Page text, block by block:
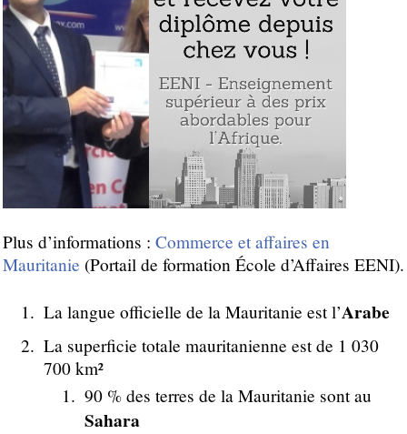
Plus d’informations : Commerce et affaires en
Mauritanie (Portail de formation École d’Affaires EENI).
La langue officielle de la Mauritanie est l’Arabe
La superficie totale mauritanienne est de 1 030
700 km²
90 % des terres de la Mauritanie sont au
Sahara